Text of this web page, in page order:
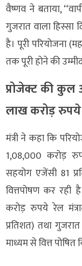
वैष्णव ने बताया,
गुजरात वाला हिस्सा
है। पूरी परियोजना
तक पूरी होने की
प्रोजेक्ट की
लाख करोड़ रुपये
मंत्री ने कहा कि
1,08,000 करोड़
सहयोग एजेंसी 81
वित्तपोषण कर रही
करोड़ रुपये रेल
प्रतिशत) तथा
माध्यम से वित्त पोषित